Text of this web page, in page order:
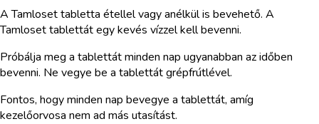
A Tamloset tabletta étellel vagy anélkül is bevehető. A
Tamloset tablettát egy kevés vízzel kell bevenni.
Próbálja meg a tablettát minden nap ugyanabban az időben
bevenni. Ne vegye be a tablettát grépfrútlével.
Fontos, hogy minden nap bevegye a tablettát, amíg
kezelőorvosa nem ad más utasítást.